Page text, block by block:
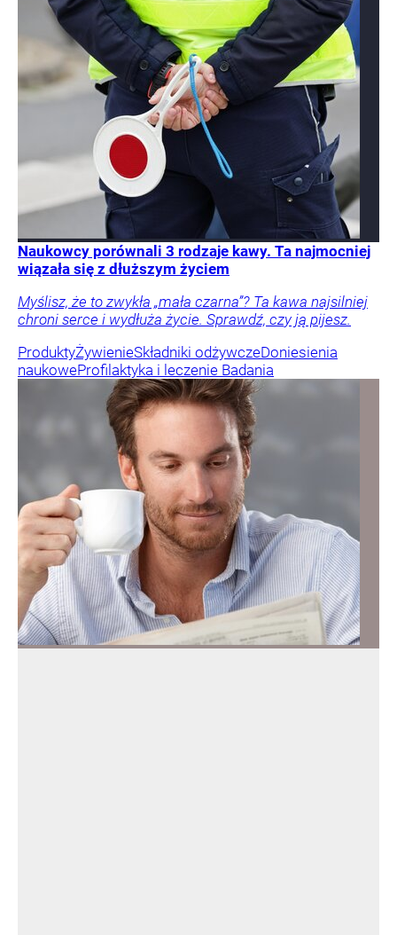
Naukowcy porównali 3 rodzaje kawy. Ta najmocniej
wiązała się z dłuższym życiem
Myślisz, że to zwykła „mała czarna”? Ta kawa najsilniej
chroni serce i wydłuża życie. Sprawdź, czy ją pijesz.
ProduktyŻywienieSkładniki odżywczeDoniesienia
naukoweProfilaktyka i leczenie Badania